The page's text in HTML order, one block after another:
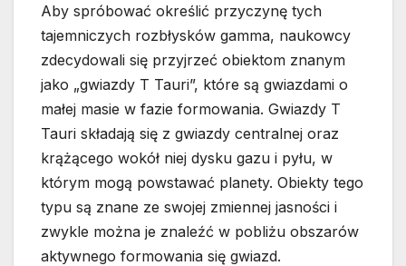
Aby spróbować określić przyczynę tych
tajemniczych rozbłysków gamma, naukowcy
zdecydowali się przyjrzeć obiektom znanym
jako „gwiazdy T Tauri”, które są gwiazdami o
małej masie w fazie formowania. Gwiazdy T
Tauri składają się z gwiazdy centralnej oraz
krążącego wokół niej dysku gazu i pyłu, w
którym mogą powstawać planety. Obiekty tego
typu są znane ze swojej zmiennej jasności i
zwykle można je znaleźć w pobliżu obszarów
aktywnego formowania się gwiazd.